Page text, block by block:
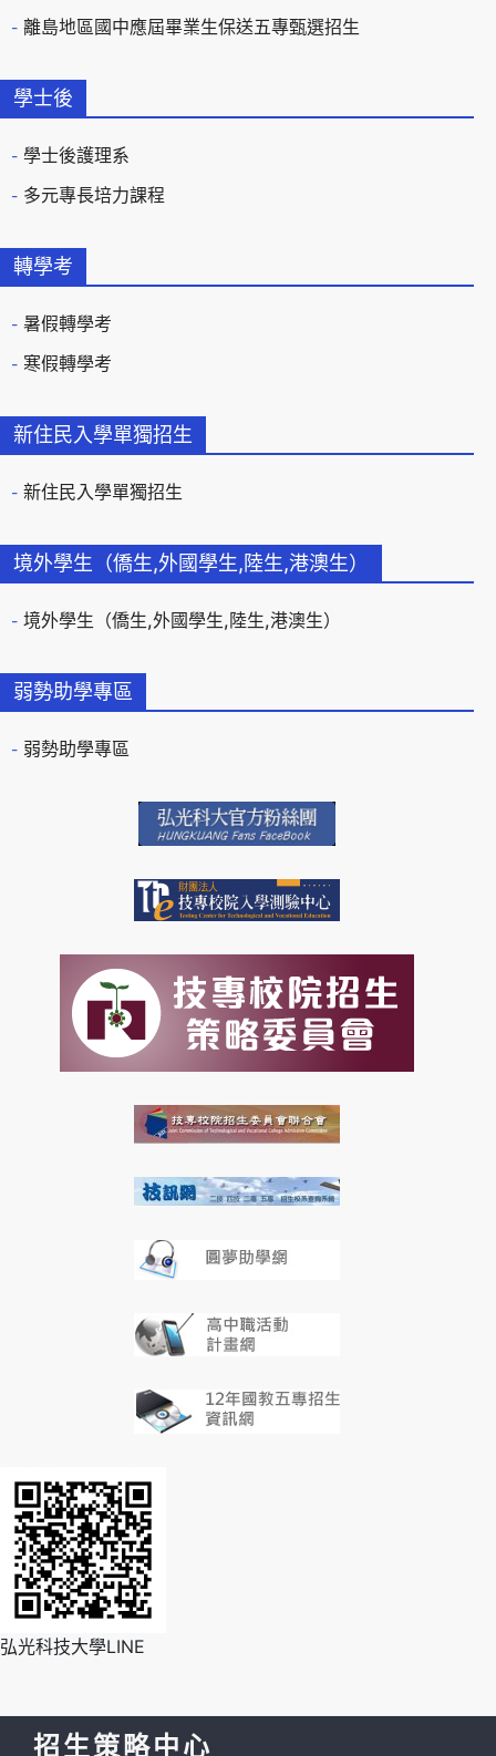
離島地區國中應屆畢業生保送五專甄選招生
學士後
學士後護理系
多元專長培力課程
轉學考
暑假轉學考
寒假轉學考
新住民入學單獨招生
新住民入學單獨招生
境外學生（僑生,外國學生,陸生,港澳生）
境外學生（僑生,外國學生,陸生,港澳生）
弱勢助學專區
弱勢助學專區
弘光科技大學LINE
招生策略中心